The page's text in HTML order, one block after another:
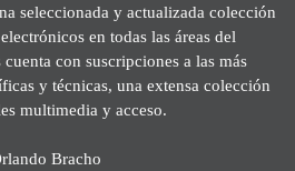
seleccionada y actualizada colección
en todas las áreas del
con suscripciones a las más
y técnicas, una extensa colección
multimedia y acceso.
Bracho